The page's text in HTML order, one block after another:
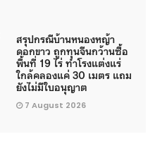
สรุปกรณีบ้านหนองหญ้า
ดอกขาว ถูกทุนจีนกว้านซื้อ
พื้นที่ 19 ไร่ ทำโรงแต่งแร่
ใกล้คลองแค่ 30 เมตร แถม
ยังไม่มีใบอนุญาต
7 August 2026